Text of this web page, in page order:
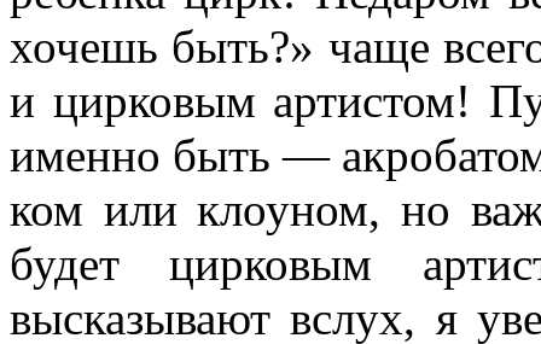
хочешь быть?» чаще
и цирковым артистом!
именно быть —
ком или клоуном, но
будет цирковым
высказывают вслух, я